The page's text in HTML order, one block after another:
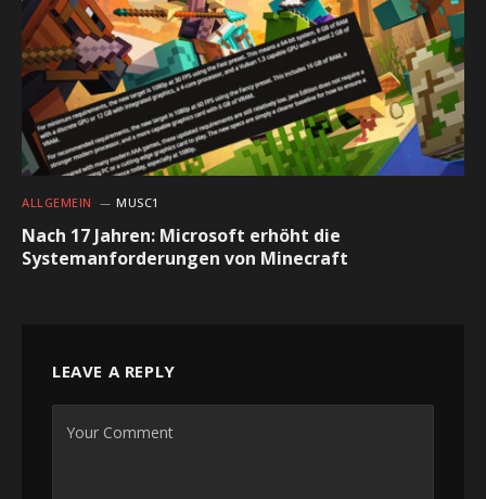
ALLGEMEIN MUSC1
Nach 17 Jahren: Microsoft erhöht die
Systemanforderungen von Minecraft
LEAVE A REPLY